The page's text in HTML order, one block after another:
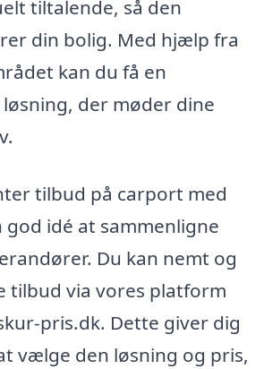
tiltalende, så den
din bolig. Med hjælp fra
kan du få en
der møder dine
tilbud på carport med
god idé at sammenligne
Du kan nemt og
tilbud via vores platform
pris.dk. Dette giver dig
vælge den løsning og pris,